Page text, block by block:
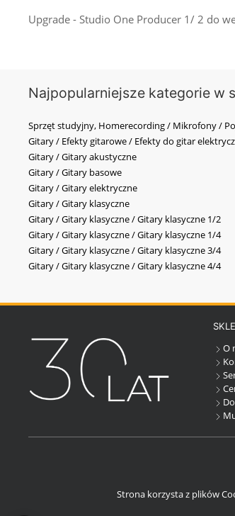
Upgrade - Studio One Producer 1/ 2 do
Najpopularniejsze kategorie w
Sprzęt studyjny, Homerecording / Mikrofony /
Gitary / Efekty gitarowe / Efekty do gitar
Gitary / Gitary akustyczne
Gitary / Gitary basowe
Gitary / Gitary elektryczne
Gitary / Gitary klasyczne
Gitary / Gitary klasyczne / Gitary klasyczne 1/2
Gitary / Gitary klasyczne / Gitary klasyczne 1/4
Gitary / Gitary klasyczne / Gitary klasyczne 3/4
Gitary / Gitary klasyczne / Gitary klasyczne 4/4
O
Strona korzysta z plików